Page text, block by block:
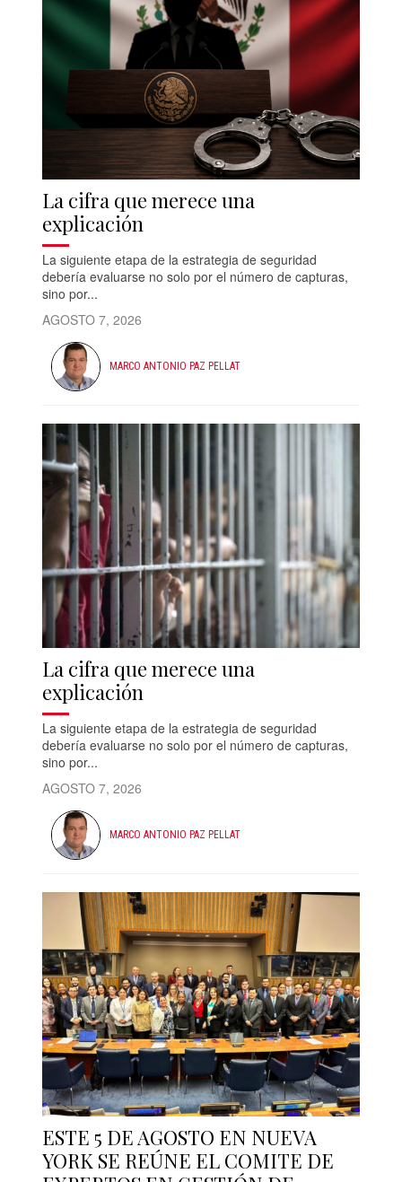
La cifra que merece una
explicación
La siguiente etapa de la estrategia de seguridad
debería evaluarse no solo por el número de capturas,
sino por...
AGOSTO 7, 2026
MARCO ANTONIO PAZ PELLAT
La cifra que merece una
explicación
La siguiente etapa de la estrategia de seguridad
debería evaluarse no solo por el número de capturas,
sino por...
AGOSTO 7, 2026
MARCO ANTONIO PAZ PELLAT
ESTE 5 DE AGOSTO EN NUEVA
YORK SE REÚNE EL COMITE DE